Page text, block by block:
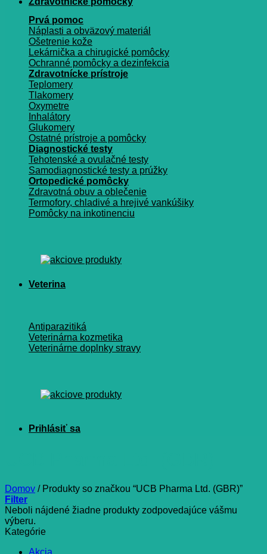
Prvá pomoc
Náplasti a obväzový materiál
Ošetrenie kože
Lekárnička a chirugické pomôcky
Ochranné pomôcky a dezinfekcia
Zdravotnícke prístroje
Teplomery
Tlakomery
Oxymetre
Inhalátory
Glukomery
Ostatné prístroje a pomôcky
Diagnostické testy
Tehotenské a ovulačné testy
Samodiagnostické testy a prúžky
Ortopedické pomôcky
Zdravotná obuv a oblečenie
Termofory, chladivé a hrejivé vankúšiky
Pomôcky na inkotinenciu
Veterina
Antiparazitiká
Veterinárna kozmetika
Veterinárne doplnky stravy
Domov /Produkty so značkou “UCB Pharma Ltd. (GBR)”
Filter
Neboli nájdené žiadne produkty zodpovedajúce vášmu
výberu.
Kategórie
Akcia